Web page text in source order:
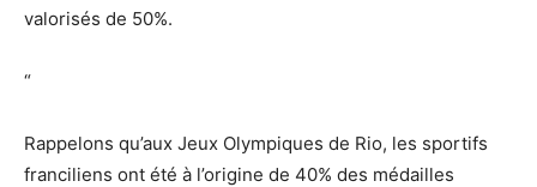
valorisés de 50%.
“
Rappelons qu’aux Jeux Olympiques de Rio, les sportifs
franciliens ont été à l’origine de 40% des médailles